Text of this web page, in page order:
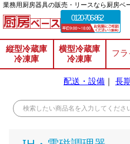
業務⽤厨房器具の販売・リースなら厨房ベ
0120-706-862
縦型冷蔵庫
冷凍庫
横型冷蔵庫
冷凍庫
フ
配送・設備 ｜ 長